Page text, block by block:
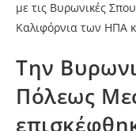
Την
Πόλεως